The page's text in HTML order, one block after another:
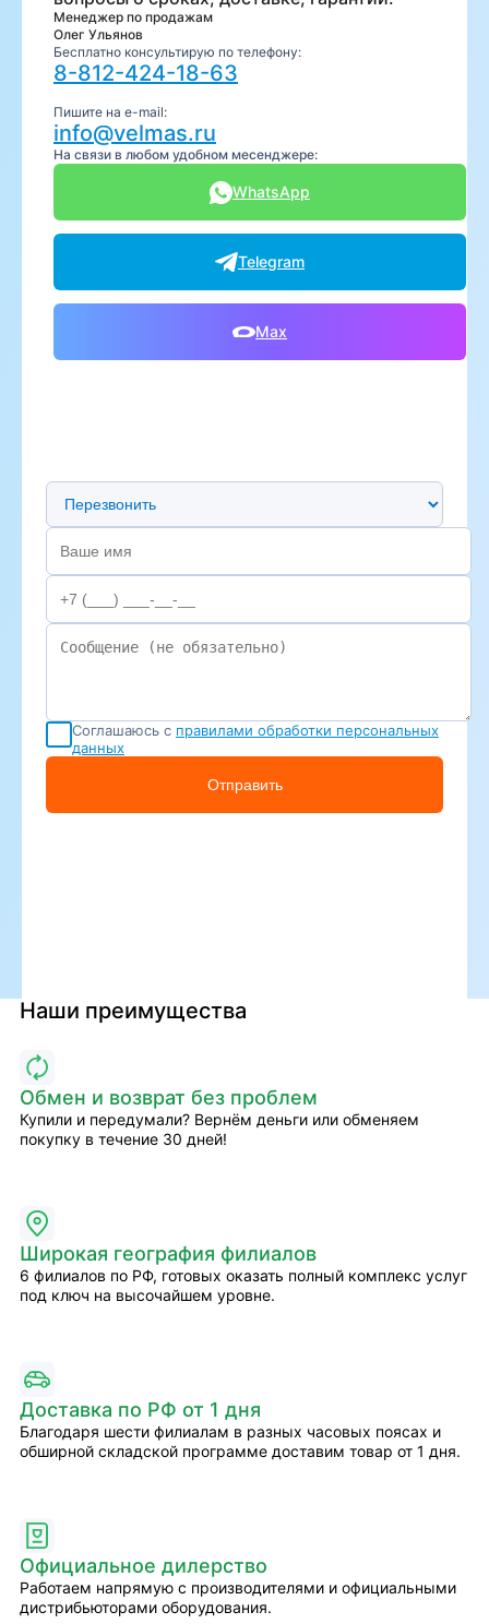
Менеджер по продажам
Олег Ульянов
Бесплатно консультирую по телефону:
8-812-424-18-63
Пишите на e-mail:
info@velmas.ru
На связи в любом удобном месенджере:
WhatsApp
Telegram
Max
Предпочтительный способ связи
Соглашаюсь с правилами обработки персональных
данных
Отправить
Наши преимущества
Обмен и возврат без проблем
Купили и передумали? Вернём деньги или обменяем
покупку в течение 30 дней!
Широкая география филиалов
6 филиалов по РФ, готовых оказать полный комплекс услуг
под ключ на высочайшем уровне.
Доставка по РФ от 1 дня
Благодаря шести филиалам в разных часовых поясах и
обширной складской программе доставим товар от 1 дня.
Официальное дилерство
Работаем напрямую с производителями и официальными
дистрибьюторами оборудования.